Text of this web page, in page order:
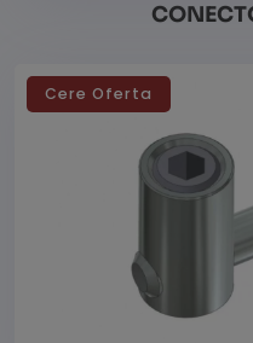
Cere Oferta